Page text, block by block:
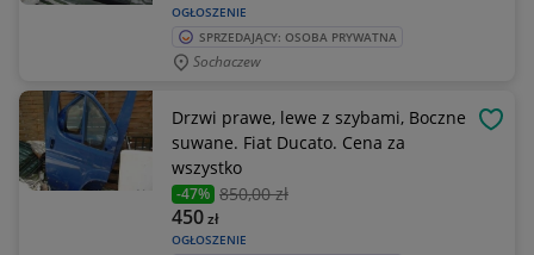
OGŁOSZENIE
SPRZEDAJĄCY: OSOBA PRYWATNA
Sochaczew
Drzwi prawe, lewe z szybami, Boczne
suwane. Fiat Ducato. Cena za
wszystko
-47% 850,00 zł
OGŁOSZENIE
450zł